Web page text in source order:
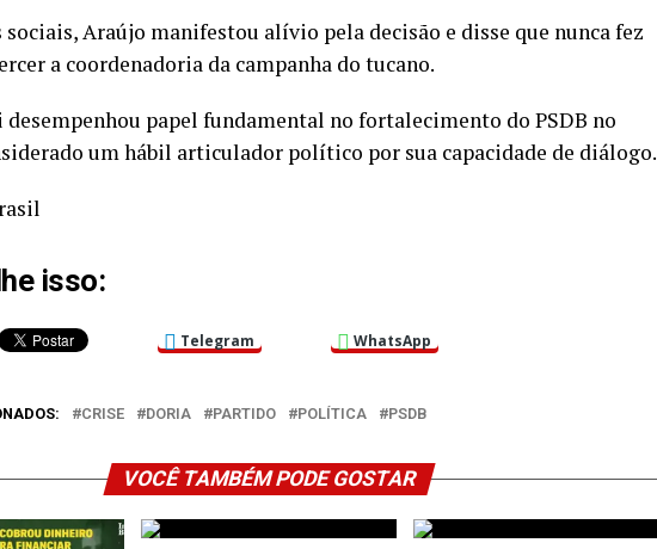
sociais, Araújo manifestou alívio pela decisão e disse que nunca fez
a coordenadoria da campanha do tucano.
papel fundamental no fortalecimento do PSDB no
um hábil articulador político por sua capacidade de diálogo.
isso:
Telegram WhatsApp
CRISE DORIA PARTIDO POLÍTICA PSDB
VOCÊ TAMBÉM PODE GOSTAR